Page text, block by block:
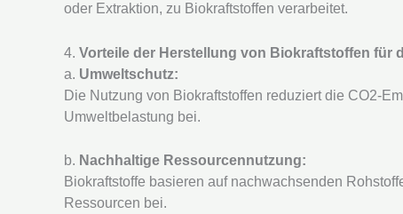
oder Extraktion, zu Biokraftstoffen verarbeitet.
4. Vorteile der Herstellung von Biokraftstoffen für
a. Umweltschutz:
Die Nutzung von Biokraftstoffen reduziert die CO2-
Umweltbelastung bei.
b. Nachhaltige Ressourcennutzung:
Biokraftstoffe basieren auf nachwachsenden
Ressourcen bei.